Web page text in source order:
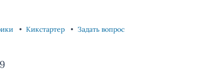
Кикстартер Задать вопрос